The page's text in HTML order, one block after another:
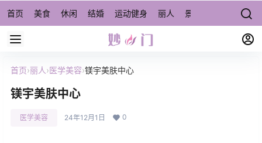
首页 美食 休闲 结婚 运动健身 丽人 景点/周边游 宠物
首页›丽人›医学美容›镁宇美肤中心
镁宇美肤中心
医学美容 24年12月1日 0